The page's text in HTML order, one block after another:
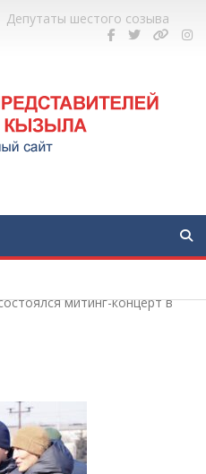
Депутаты шестого созыва
митинг-концерт в